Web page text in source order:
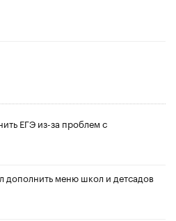
ЕГЭ из-за проблем с
дополнить меню школ и детсадов